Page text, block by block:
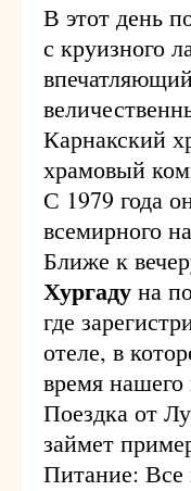
В этот день
с круизного
Карнакский
храмовый
С 1979 года
всемирного
Ближе к
Хургаду на
где
отеле, в
время нашего
Поездка от
займет
Питание: Все